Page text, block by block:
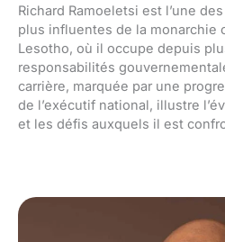
Richard Ramoeletsi est l’une
plus influentes de la monarchie
Lesotho, où il occupe depuis
responsabilités
carrière, marquée par une
de l’exécutif national, illustre
et les défis auxquels il est